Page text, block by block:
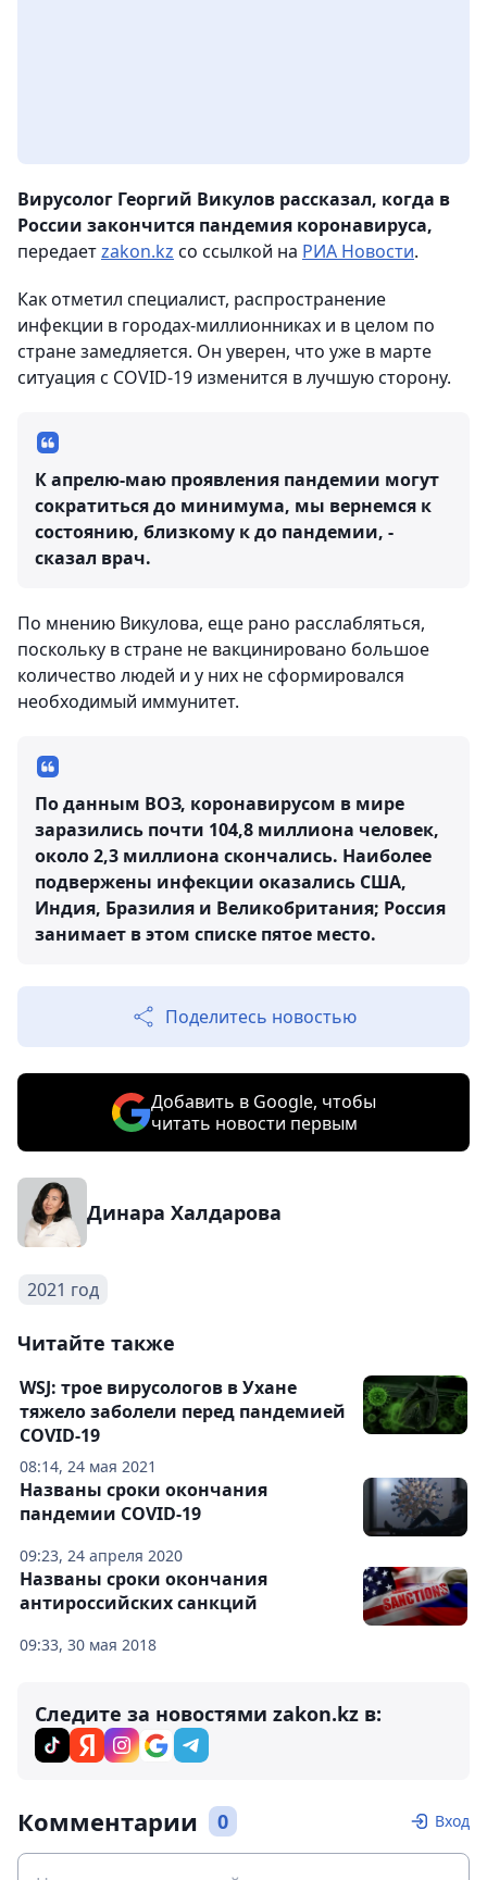
Вирусолог Георгий Викулов рассказал, когда в
России закончится пандемия коронавируса,
передаетzakon.kz со ссылкой на РИА Новости.
Как отметил специалист, распространение
инфекции в городах-миллионниках и в целом по
стране замедляется. Он уверен, что уже в марте
ситуация с COVID-19 изменится в лучшую сторону.
К апрелю-маю проявления пандемии могут
сократиться до минимума, мы вернемся к
состоянию, близкому к до пандемии, -
сказал врач.
По мнению Викулова, еще рано расслабляться,
поскольку в стране не вакцинировано большое
количество людей и у них не сформировался
необходимый иммунитет.
По данным ВОЗ, коронавирусом в мире
заразились почти 104,8 миллиона человек,
около 2,3 миллиона скончались. Наиболее
подвержены инфекции оказались США,
Индия, Бразилия и Великобритания; Россия
занимает в этом списке пятое место.
Поделитесь новостью
Добавить в Google, чтобы
читать новости первым
Динара Халдарова
2021 год
Читайте также
08:14, 24 мая 2021
WSJ: трое вирусологов в Ухане
тяжело заболели перед пандемией
COVID-19
09:23, 24 апреля 2020
Названы сроки окончания
пандемии COVID-19
09:33, 30 мая 2018
Названы сроки окончания
антироссийских санкций
Следите за новостями zakon.kz в:
Комментарии 0 Вход